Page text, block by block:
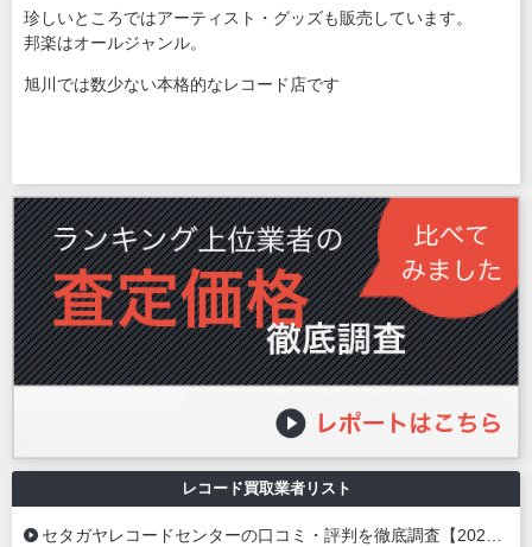
珍しいところではアーティスト・グッズも販売しています。
邦楽はオールジャンル。
旭川では数少ない本格的なレコード店です
レコード買取業者リスト
セタガヤレコードセンターの口コミ・評判を徹底調査【2026年最新】